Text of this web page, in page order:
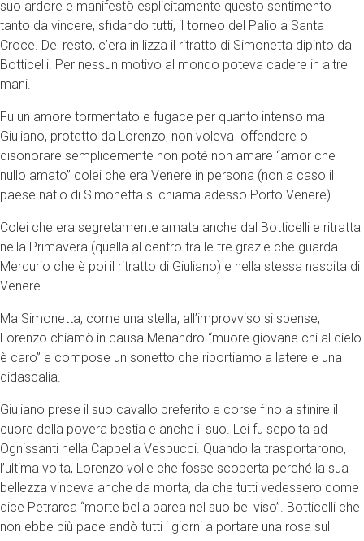
suo ardore e manifestò esplicitamente questo sentimento
tanto da vincere, sfidando tutti, il torneo del Palio a Santa
Croce. Del resto, c’era in lizza il ritratto di Simonetta dipinto da
Botticelli. Per nessun motivo al mondo poteva cadere in altre
mani.
Fu un amore tormentato e fugace per quanto intenso ma
Giuliano, protetto da Lorenzo, non voleva offendere o
disonorare semplicemente non poté non amare “amor che
nullo amato” colei che era Venere in persona (non a caso il
paese natio di Simonetta si chiama adesso Porto Venere).
Colei che era segretamente amata anche dal Botticelli e ritratta
nella Primavera (quella al centro tra le tre grazie che guarda
Mercurio che è poi il ritratto di Giuliano) e nella stessa nascita di
Venere.
Ma Simonetta, come una stella, all’improvviso si spense,
Lorenzo chiamò in causa Menandro “muore giovane chi al cielo
è caro” e compose un sonetto che riportiamo a latere e una
didascalia.
Giuliano prese il suo cavallo preferito e corse fino a sfinire il
cuore della povera bestia e anche il suo. Lei fu sepolta ad
Ognissanti nella Cappella Vespucci. Quando la trasportarono,
l’ultima volta, Lorenzo volle che fosse scoperta perché la sua
bellezza vinceva anche da morta, da che tutti vedessero come
dice Petrarca “morte bella parea nel suo bel viso”. Botticelli che
non ebbe più pace andò tutti i giorni a portare una rosa sul